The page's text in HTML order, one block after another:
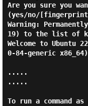
Are you sure you
(yes/no/
Warning:
19) to the list of
Welcome to Ubuntu
0-84-generic x86_64)
.....
.....
To run a command